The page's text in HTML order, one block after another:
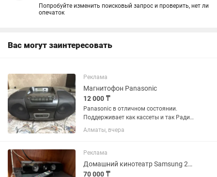
Попробуйте изменить поисковый запрос и проверить, нет ли
опечаток
Вас могут заинтересовать
Реклама
Магнитофон Panasonic
12 000 ₸
Panasonic в отличном состоянии.
Поддерживает как кассеты и так Радио
и CD - диски ))). Может и на батарейках
(на природе) и на электричестве (дома,
Алматы, вчера
Реклама
Домашний кинотеатр Samsung 2015г.в.
70 000 ₸